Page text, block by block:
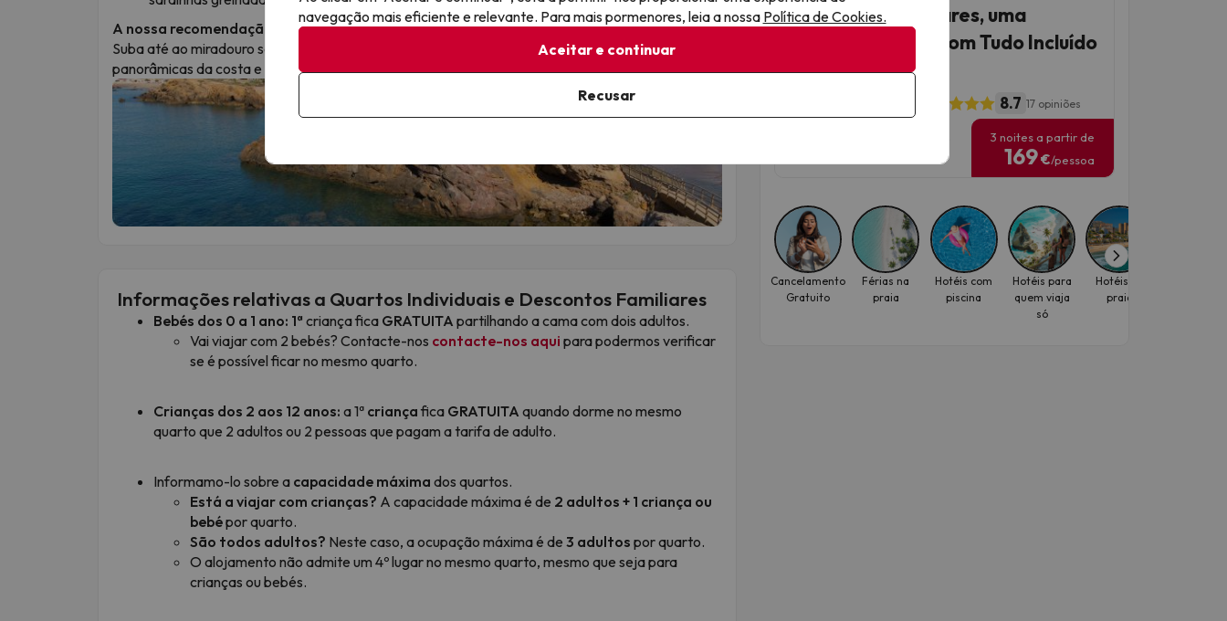
A nossa recomendação:
Suba até ao miradouro sobre o Puerto de Mazarrón para desfrutar de uma das melhores vistas
panorâmicas da costa e tirar a fotografia perfeita das férias.
Informações relativas a Quartos Individuais e Descontos Familiares
Bebés dos 0 a 1 ano: 1ª criança fica GRATUITA partilhando a cama com dois adultos.
Vai viajar com 2 bebés? Contacte-nos contacte-nos aqui para podermos verificar
se é possível ficar no mesmo quarto.
Crianças dos 2 aos 12 anos: a 1ª criançafica GRATUITA quando dorme no mesmo
quarto que 2 adultos ou 2 pessoas que pagam a tarifa de adulto.
Informamo-lo sobre a capacidade máxima dos quartos.
Está a viajar com crianças? A capacidade máxima é de 2 adultos + 1 criança ou
bebépor quarto.
São todos adultos? Neste caso, a ocupação máxima é de 3 adultos por quarto.
O alojamento não admite um 4º lugar no mesmo quarto, mesmo que seja para
crianças ou bebés.
La Manga, dois mares, uma
travessia + hotel com Tudo Incluído
Premium
8.7 17 opiniões
3 noites a partir de
169€/pessoa
Cancelamento
Gratuito
Férias na
praia
Hotéis com
piscina
Hotéis para
quem viaja
só
Hotéis na
praia
navegação mais eficiente e relevante. Para mais pormenores, leia a nossa Política de Cookies.
Aceitar e continuar
Recusar